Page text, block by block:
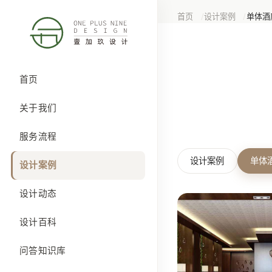
首页
关于我们
服务流程
设计案例
设计动态
设计百科
问答知识库
首页 设计案例 单体酒
设计案例 单体